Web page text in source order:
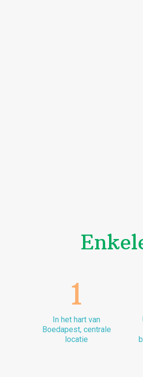
1
In het hart van
Boedapest, centrale
locatie